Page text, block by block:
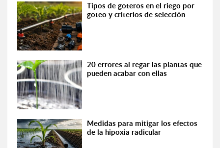
Tipos de goteros en el riego por
goteo y criterios de selección
20 errores al regar las plantas que
pueden acabar con ellas
Medidas para mitigar los efectos
de la hipoxia radicular